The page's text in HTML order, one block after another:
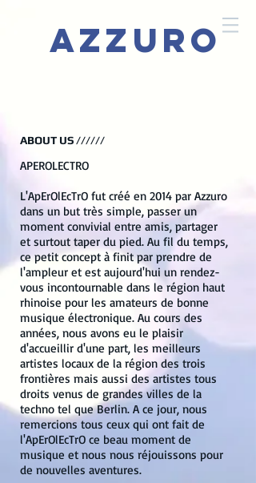
Azzuro
APEROLECTRO
L'ApErOlEcTrO fut créé en 2014 par Azzuro
dans un but très simple, passer un
moment convivial entre amis, partager
et surtout taper du pied. Au fil du temps,
ce petit concept à finit par prendre de
l'ampleur et est aujourd'hui un rendez-
vous incontournable dans le région haut
rhinoise pour les amateurs de bonne
musique électronique. Au cours des
années, nous avons eu le plaisir
d'accueillir d'une part, les meilleurs
artistes locaux de la région des trois
frontières mais aussi des artistes tous
droits venus de grandes villes de la
techno tel que Berlin. A ce jour, nous
remercions tous ceux qui ont fait de
l'ApErOlEcTrO ce beau moment de
musique et nous nous réjouissons pour
de nouvelles aventures.
ABOUT US //////